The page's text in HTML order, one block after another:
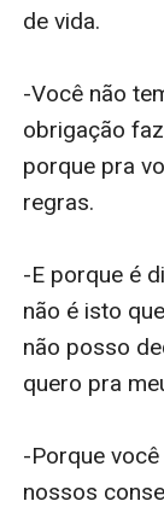
de vida.
-Você não
obrigação
porque pra
regras.
-E porque é
não é isto
não posso
quero pra
-Porque
nossos